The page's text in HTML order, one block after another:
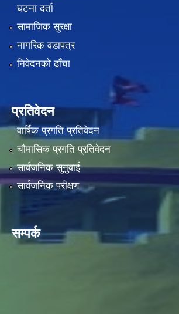
घटना दर्ता
सामाजिक सुरक्षा
नागरिक वडापत्र
निवेदनको ढाँचा
प्रतिवेदन
वार्षिक प्रगति प्रतिवेदन
चौमासिक प्रगति प्रतिवेदन
सार्वजनिक सुनुवाई
सार्वजनिक परीक्षण
सम्पर्क